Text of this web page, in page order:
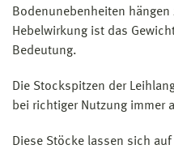
Bodenunebenheiten
Hebelwirkung ist das
Bedeutung.
Die Stockspitzen der
bei richtiger Nutzung immer
Diese Stöcke lassen sich